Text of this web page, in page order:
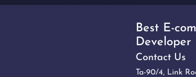
Best E-
Developer
Contact Us
Ta-90/4, Link